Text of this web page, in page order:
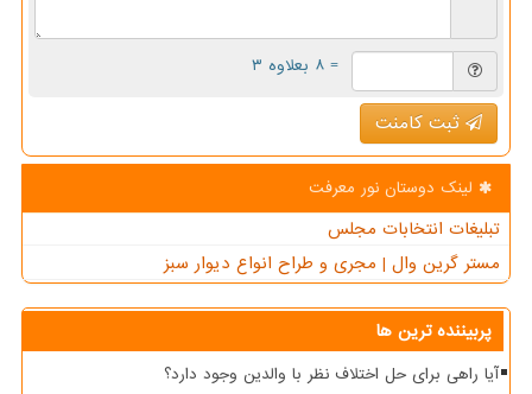
= ۸ بعلاوه ۳
ثبت کامنت
لینک دوستان نور معرفت
تبلیغات انتخابات مجلس
مستر گرین وال | مجری و طراح انواع دیوار سبز
پربیننده ترین ها
آیا راهی برای حل اختلاف نظر با والدین وجود دارد؟